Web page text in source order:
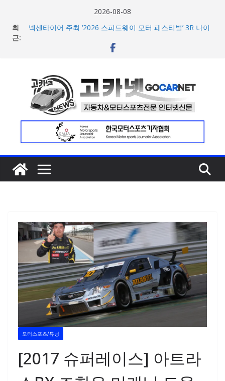
2026-08-08
최
근:
넥센타이어 주최 ‘2026 스피드웨이 모터 페스티벌’ 3R 나이
아우디, 405일 만에 완성한 초고성능 슈퍼카 ‘누볼라리’ 제
이션 엔진’ 공개
마일레, 코너링 쏠림·하체 소음 잡는 ‘스테빌라이저 링크’ 정
비 솔루션 제안
한온시스템, 캐나다 정부로부터 1,000만 캐나다달러 규모
지원 확보
모터스포츠/튜닝
[2017 슈퍼레이스] 아트라